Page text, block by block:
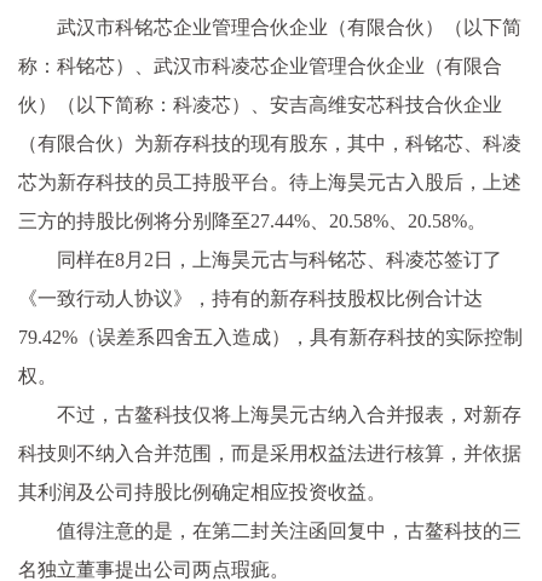
武汉市科铭芯企业管理合伙企业（有限合伙）（以下简
称：科铭芯）、武汉市科凌芯企业管理合伙企业（有限合
伙）（以下简称：科凌芯）、安吉高维安芯科技合伙企业
（有限合伙）为新存科技的现有股东，其中，科铭芯、科凌
芯为新存科技的员工持股平台。待上海昊元古入股后，上述
三方的持股比例将分别降至27.44%、20.58%、20.58%。
同样在8月2日，上海昊元古与科铭芯、科凌芯签订了
《一致行动人协议》，持有的新存科技股权比例合计达
79.42%（误差系四舍五入造成），具有新存科技的实际控制
权。
不过，古鳌科技仅将上海昊元古纳入合并报表，对新存
科技则不纳入合并范围，而是采用权益法进行核算，并依据
其利润及公司持股比例确定相应投资收益。
值得注意的是，在第二封关注函回复中，古鳌科技的三
名独立董事提出公司两点瑕疵。